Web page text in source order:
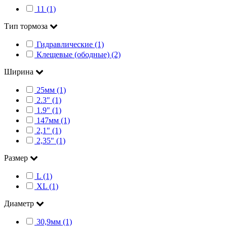
11 (1)
Тип тормоза
Гидравлические (1)
Клещевые (ободные) (2)
Ширина
25мм (1)
2.3" (1)
1.9" (1)
147мм (1)
2,1" (1)
2,35" (1)
Размер
L (1)
XL (1)
Диаметр
30,9мм (1)